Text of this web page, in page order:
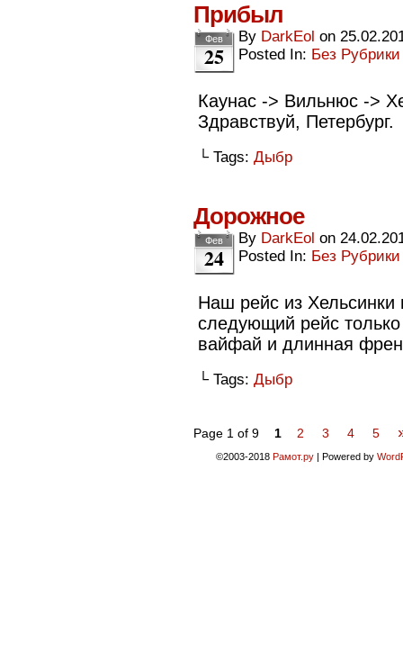
Прибыл
Фев
25
By DarkEol on
Posted In: Без Рубрики
Каунас -> Вильнюс ->
Здравствуй, Петербург.
└ Tags: Дыбр
Дорожное
Фев
24
By DarkEol on
Posted In: Без Рубрики
Наш рейс из
следующий рейс
вайфай и длинная
└ Tags: Дыбр
Page 1 of 9 1 2 3 4 5
©2003-2018 Рамот.ру | Powered by